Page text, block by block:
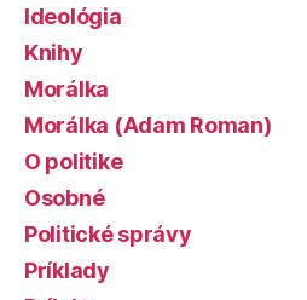
Ideológia
Knihy
Morálka
Morálka (Adam Roman)
O politike
Osobné
Politické správy
Príklady